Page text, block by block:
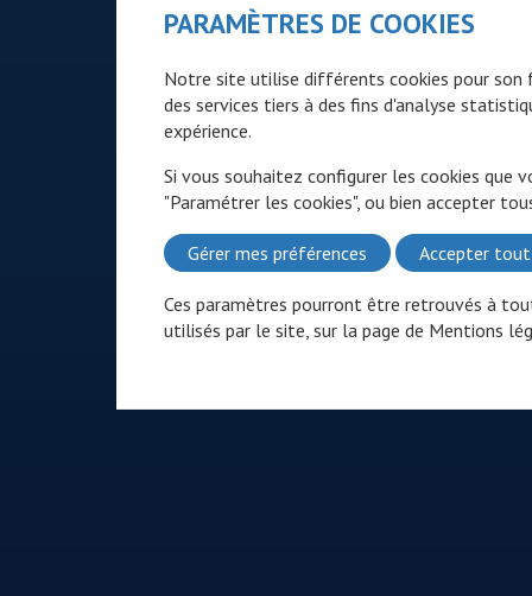
PARAMÈTRES DE COOKIES
Notre site utilise différents cookies pour son
des services tiers à des fins d'analyse
expérience.
Si vous souhaitez configurer les cookies que
"Paramétrer les cookies", ou bien accepter
Gérer mes préférences Accepter tout
Ces paramètres pourront être retrouvés à
utilisés par le site, sur la page de Mentions